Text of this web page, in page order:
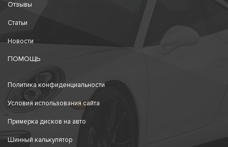
Отзывы
Статьи
Новости
ПОМОЩЬ
Политика конфиденциальности
Условия использования сайта
Примерка дисков на авто
Шинный калькулятор